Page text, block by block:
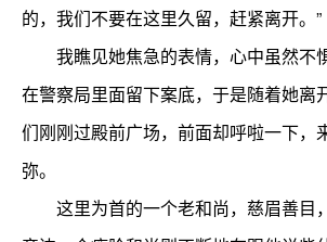
的，我们不要在这里久留，赶紧离开。”
我瞧见她焦急的表情，心中虽然不
在警察局里面留下案底，于是随着她离
们刚刚过殿前广场，前面却呼啦一下，
弥。
这里为首的一个老和尚，慈眉善目